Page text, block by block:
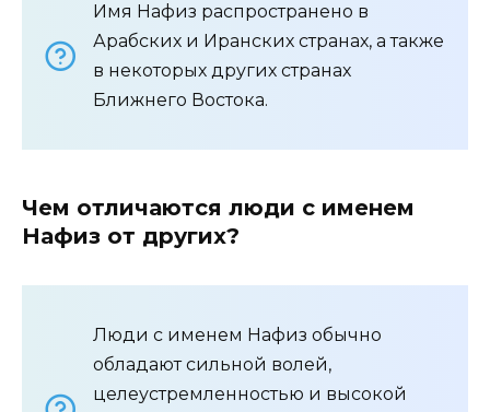
Имя Нафиз распространено в
Арабских и Иранских странах, а также
в некоторых других странах
Ближнего Востока.
Чем отличаются люди с именем
Нафиз от других?
Люди с именем Нафиз обычно
обладают сильной волей,
целеустремленностью и высокой